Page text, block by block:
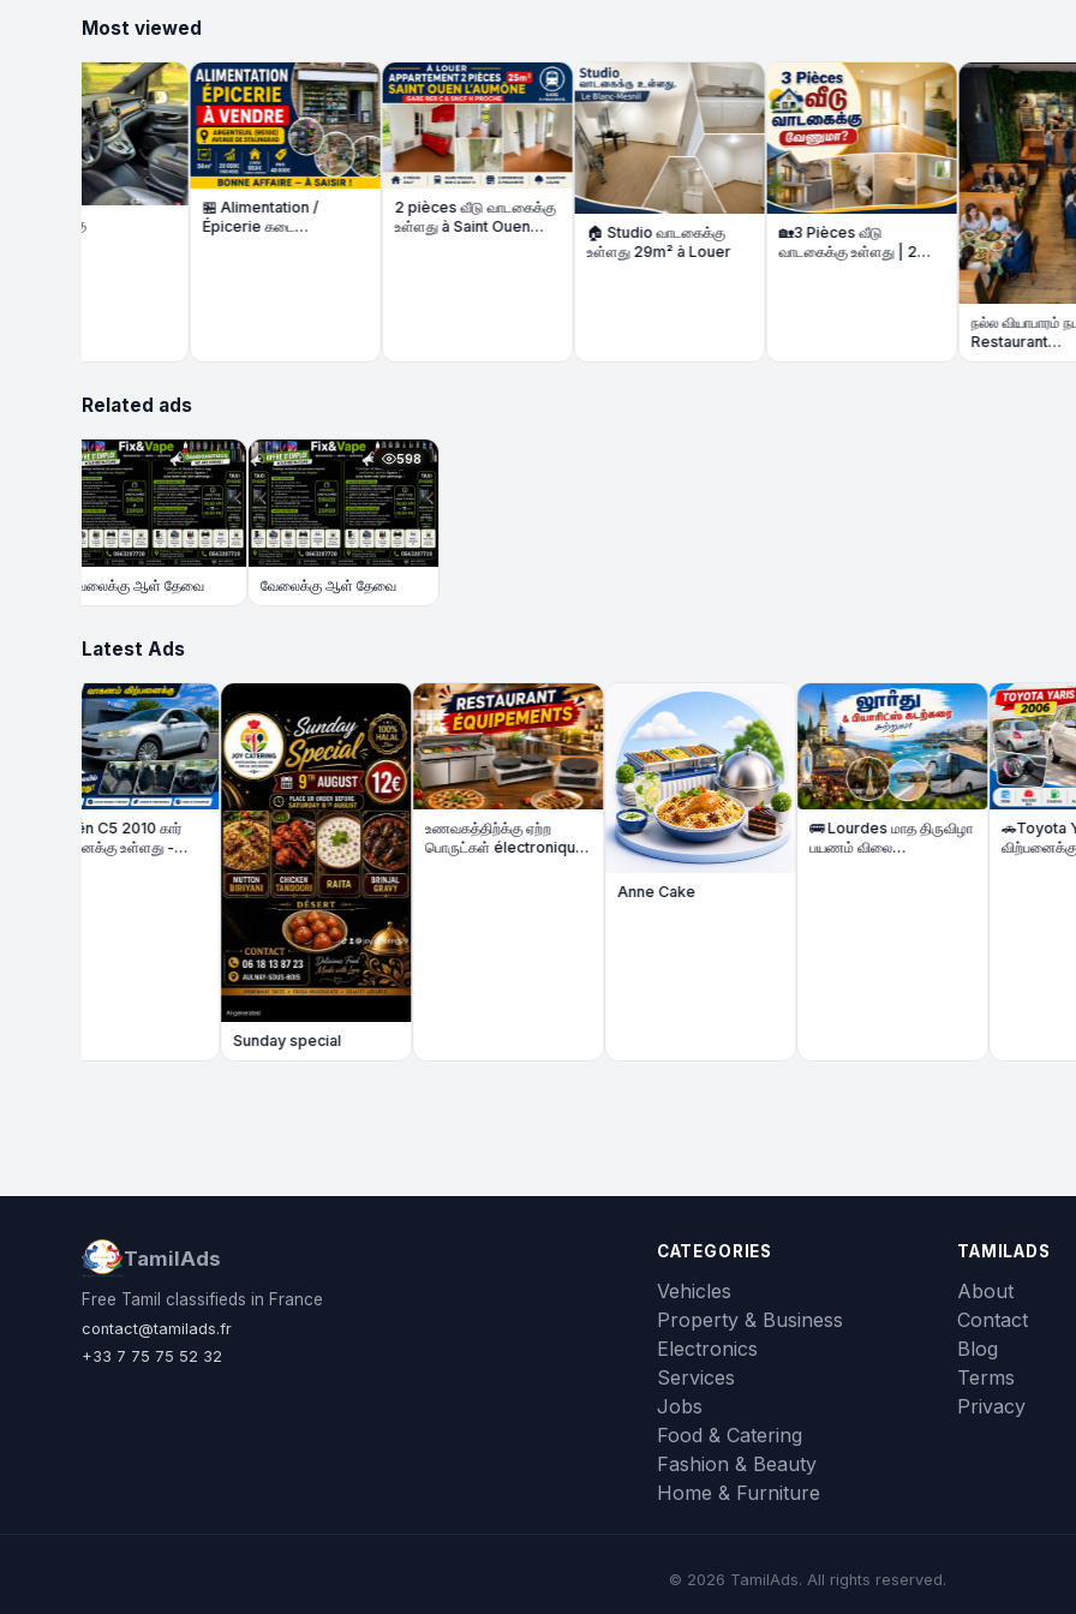
Most viewed
🏪 Alimentation /
Épicerie கடை
2 pièces வீடு வாடகைக்கு
உள்ளது à Saint Ouen
🏠 Studio வாடகைக்கு
உள்ளது 29m² à Louer
🏡3 Pièces வீடு
வாடகைக்கு உள்ளது | 2
நல்ல வியாபாரம் நடக்கும்
Restaurant
மலிவுவிலையில்- Fonds
Related ads
598
வேலைக்கு ஆள் தேவை
598
வேலைக்கு ஆள் தேவை
Latest Ads
C5 2010 கார்
உள்ளது -
Sunday special
உணவகத்திற்க்கு ஏற்ற
பொருட்கள் électronique
விற்பனைக்கு
Anne Cake
🚌 Lourdes மாத திருவிழா
பயணம் விலை
🚗Toyota Yaris
விற்பனைக்கு | Toyota
TamilAds
Free Tamil classifieds in France
contact@tamilads.fr
+33 7 75 75 52 32
CATEGORIES
Vehicles
Property & Business
Electronics
Services
Jobs
Food & Catering
Fashion & Beauty
Home & Furniture
TAMILADS
About
Contact
Blog
Terms
Privacy
© 2026 TamilAds. All rights reserved.